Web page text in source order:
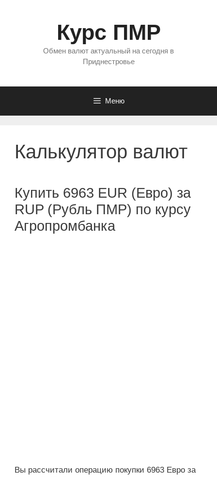
Курс ПМР
Обмен валют актуальный на сегодня в
Приднестровье
Меню
Калькулятор валют
Купить 6963 EUR (Евро) за
RUP (Рубль ПМР) по курсу
Агропромбанка
Вы рассчитали операцию покупки 6963 Евро за